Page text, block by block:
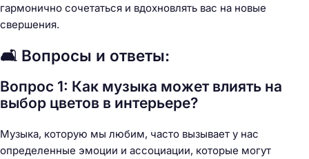
гармонично сочетаться и вдохновлять вас на новые
свершения.
🛋️ Вопросы и ответы:
Вопрос 1: Как музыка может влиять на
выбор цветов в интерьере?
Музыка, которую мы любим, часто вызывает у нас
определенные эмоции и ассоциации, которые могут